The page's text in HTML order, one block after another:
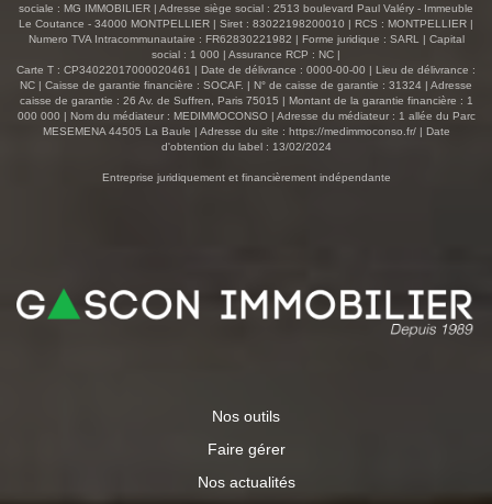
sociale : MG IMMOBILIER | Adresse siège social : 2513 boulevard Paul Valéry - Immeuble
Le Coutance - 34000 MONTPELLIER | Siret : 83022198200010 | RCS : MONTPELLIER |
Numero TVA Intracommunautaire : FR62830221982 | Forme juridique : SARL | Capital
social : 1 000 | Assurance RCP : NC |
Carte T : CP34022017000020461 | Date de délivrance : 0000-00-00 | Lieu de délivrance :
NC | Caisse de garantie financière : SOCAF. | N° de caisse de garantie : 31324 | Adresse
caisse de garantie : 26 Av. de Suffren, Paris 75015 | Montant de la garantie financière : 1
000 000 | Nom du médiateur : MEDIMMOCONSO | Adresse du médiateur : 1 allée du Parc
MESEMENA 44505 La Baule | Adresse du site : https://medimmoconso.fr/| Date
d'obtention du label : 13/02/2024
Entreprise juridiquement et financièrement indépendante
Nos outils
Faire gérer
Nos actualités